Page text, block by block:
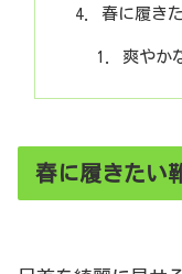
春に履き
爽やか
春に履きたい